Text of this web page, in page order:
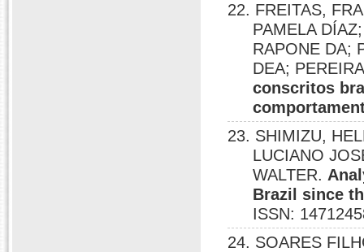
22. FREITAS,
PAMELA
RAPONE DA;
DEA;
conscritos
23. SHIMIZU,
LUCIANO
WALTER.
Brazil since
ISSN:
24. SOARES